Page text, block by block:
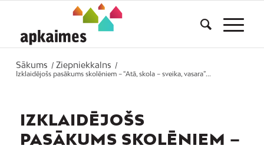
Sākums / Ziepniekkalns
/
Izklaidējošs pasākums skolēniem – “Atā, skola – sveika, vasara”...
IZKLAIDĒJOŠS
PASĀKUMS SKOLĒNIEM –